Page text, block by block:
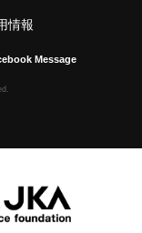
情報
Message